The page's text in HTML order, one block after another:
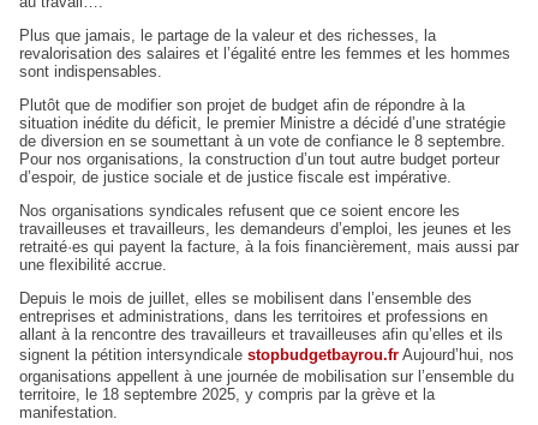
Plus que jamais, le partage de la valeur et des richesses, la
revalorisation des salaires et l’égalité entre les femmes et les hommes
sont indispensables.
Plutôt que de modifier son projet de budget afin de répondre à la
situation inédite du déficit, le premier Ministre a décidé d’une stratégie
de diversion en se soumettant à un vote de confiance le 8 septembre.
Pour nos organisations, la construction d’un tout autre budget porteur
d’espoir, de justice sociale et de justice fiscale est impérative.
Nos organisations syndicales refusent que ce soient encore les
travailleuses et travailleurs, les demandeurs d’emploi, les jeunes et les
retraité·es qui payent la facture, à la fois financièrement, mais aussi par
une flexibilité accrue.
Depuis le mois de juillet, elles se mobilisent dans l’ensemble des
entreprises et administrations, dans les territoires et professions en
allant à la rencontre des travailleurs et travailleuses afin qu’elles et ils
signent la pétition intersyndicale stopbudgetbayrou.fr Aujourd’hui, nos
organisations appellent à une journée de mobilisation sur l’ensemble du
territoire, le 18 septembre 2025, y compris par la grève et la
manifestation.